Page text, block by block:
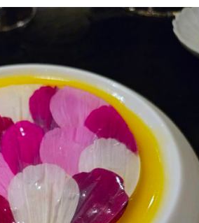
À LA PETITE CUILLÈRE
V…DE VOYAGE